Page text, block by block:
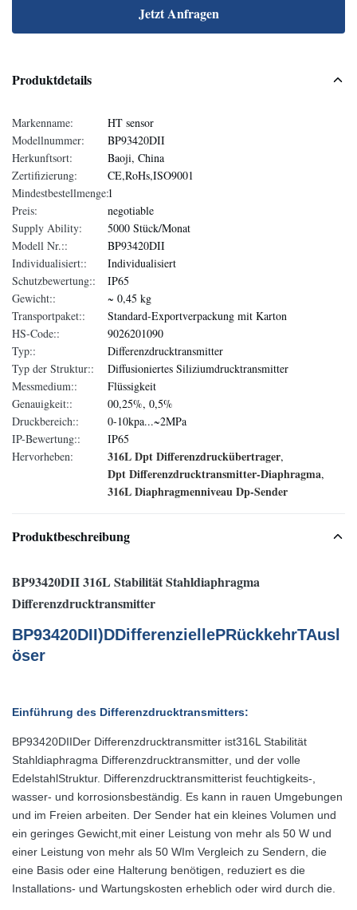
Jetzt Anfragen
Produktdetails
Markenname:
HT sensor
Modellnummer:
BP93420DII
Herkunftsort:
Baoji, China
Zertifizierung:
CE,RoHs,ISO9001
Mindestbestellmenge:1
Preis:
negotiable
Supply Ability:
5000 Stück/Monat
Modell Nr.::
BP93420DII
Individualisiert::
Individualisiert
Schutzbewertung::
IP65
Gewicht::
~ 0,45 kg
Transportpaket::
Standard-Exportverpackung mit Karton
HS-Code::
9026201090
Typ::
Differenzdrucktransmitter
Typ der Struktur::
Diffusioniertes Siliziumdrucktransmitter
Messmedium::
Flüssigkeit
Genauigkeit::
00,25%, 0,5%
Druckbereich::
0-10kpa...~2MPa
IP-Bewertung::
IP65
Hervorheben:
316L Dpt Differenzdruckübertrager,
Dpt Differenzdrucktransmitter-Diaphragma,
316L Diaphragmenniveau Dp-Sender
Produktbeschreibung
BP93420DII 316L Stabilität Stahldiaphragma
Differenzdrucktransmitter
BP93420DII)DDifferenziellePRückkehrTAusl
öser
Einführung des Differenzdrucktransmitters:
BP93420DIIDer Differenzdrucktransmitter ist316L Stabilität
Stahldiaphragma Differenzdrucktransmitter , und der volle
EdelstahlStruktur. Differenzdrucktransmitterist feuchtigkeits-,
wasser- und korrosionsbeständig. Es kann in rauen Umgebungen
und im Freien arbeiten. Der Sender hat ein kleines Volumen und
ein geringes Gewicht,mit einer Leistung von mehr als 50 W und
einer Leistung von mehr als 50 WIm Vergleich zu Sendern, die
eine Basis oder eine Halterung benötigen, reduziert es die
Installations- und Wartungskosten erheblich oder wird durch die